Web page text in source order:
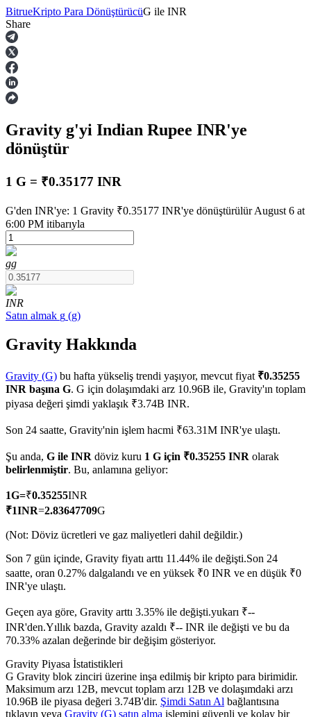
Vadeli İşlemler
USDT Vadeli İşlemleri
Teminat olarak USDT kullanan vadeli işlemler
COIN-M Vadeli İşlemleri
Kripto Para Vadeli İşlemleri
Hisse senetleri, döviz, değerli metaller ve emtia türevleri
USDC Vadeli İşlemleri
USDC'yi teminat olarak kullanan vadeli işlemler
BitrueKripto Para DönüştürücüG ile INR
Share
Gravity g'yi Indian Rupee INR'ye
dönüştür
1 G = ₹0.35177 INR
G'den INR'ye: 1 Gravity ₹0.35177 INR'ye dönüştürülür August 6 at
6:00 PM itibarıyla
gg
INR
Satın almak g (g)
Gravity Hakkında
Gravity (G) bu hafta yükseliş trendi yaşıyor, mevcut fiyat ₹0.35255
INR başına G. G için dolaşımdaki arz 10.96B ile, Gravity'ın toplam
piyasa değeri şimdi yaklaşık ₹3.74B INR.
Son 24 saatte, Gravity'nin işlem hacmi ₹63.31M INR'ye ulaştı.
Şu anda, G ile INR döviz kuru 1 G için ₹0.35255 INR olarak
belirlenmiştir. Bu, anlamına geliyor:
1G=₹0.35255INR
₹1INR=2.83647709G
(Not: Döviz ücretleri ve gaz maliyetleri dahil değildir.)
Son 7 gün içinde, Gravity fiyatı arttı 11.44% ile değişti.Son 24
saatte, oran 0.27% dalgalandı ve en yüksek ₹0 INR ve en düşük ₹0
INR'ye ulaştı.
Geçen aya göre, Gravity arttı 3.35% ile değişti.yukarı ₹--
INR'den.Yıllık bazda, Gravity azaldı ₹-- INR ile değişti ve bu da
70.33% azalan değerinde bir değişim gösteriyor.
Gravity Piyasa İstatistikleri
G Gravity blok zinciri üzerine inşa edilmiş bir kripto para birimidir.
Maksimum arzı 12B, mevcut toplam arzı 12B ve dolaşımdaki arzı
10.96B ile piyasa değeri 3.74B'dir. Şimdi Satın Al bağlantısına
tıklayın veya Gravity (G) satın alma işlemini güvenli ve kolay bir